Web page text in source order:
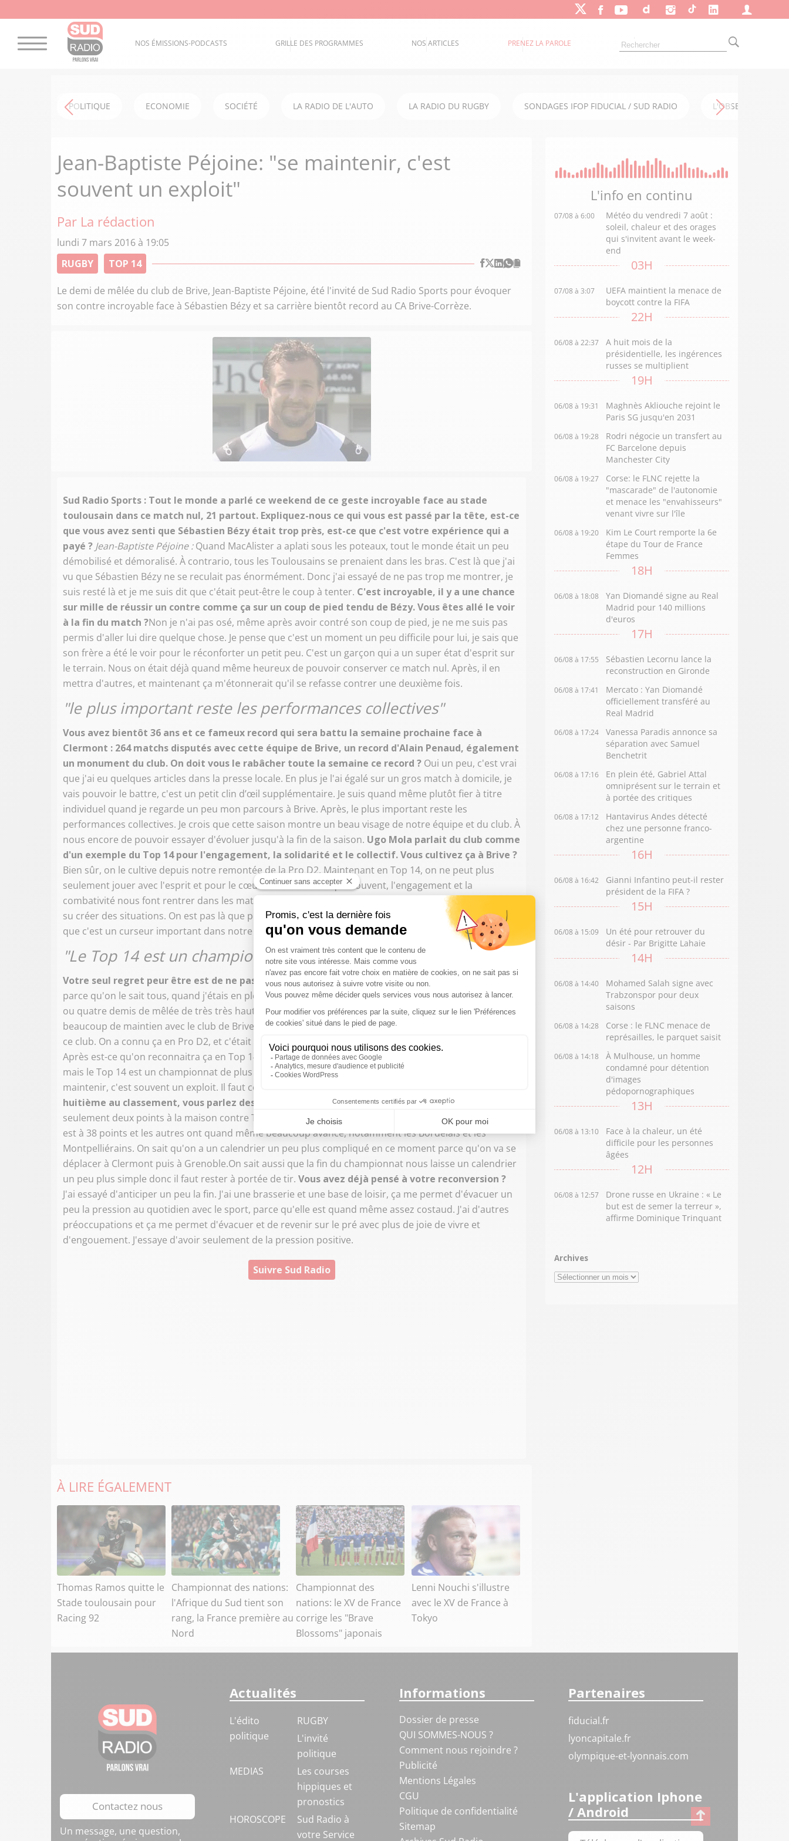
NOS ÉMISSIONS-PODCASTS GRILLE DES PROGRAMMES NOS ARTICLES PRENEZ LA PAROLE
POLITIQUE ECONOMIE SOCIÉTÉ LA RADIO DE L'AUTO LA RADIO DU RUGBY SONDAGES IFOP FIDUCIAL / SUD RADIO L'OBSERVATOIRE
Jean-Baptiste Péjoine: "se maintenir, c'est
souvent un exploit"
Par La rédaction
lundi 7 mars 2016 à 19:05
RUGBY
TOP 14
Le demi de mêlée du club de Brive, Jean-Baptiste Péjoine, été l'invité de Sud Radio Sports pour évoquer
son contre incroyable face à Sébastien Bézy et sa carrière bientôt record au CA Brive-Corrèze.
Sud Radio Sports : Tout le monde a parlé ce weekend de ce geste incroyable face au stade
toulousain dans ce match nul, 21 partout. Expliquez-nous ce qui vous est passé par la tête, est-ce
que vous avez senti que Sébastien Bézy était trop près, est-ce que c'est votre expérience qui a
payé ? Jean-Baptiste Péjoine :Quand MacAlister a aplati sous les poteaux, tout le monde était un peu
démobilisé et démoralisé. À contrario, tous les Toulousains se prenaient dans les bras. C'est là que j'ai
vu que Sébastien Bézy ne se reculait pas énormément. Donc j'ai essayé de ne pas trop me montrer, je
suis resté là et je me suis dit que c'était peut-être le coup à tenter. C'est incroyable, il y a une chance
sur mille de réussir un contre comme ça sur un coup de pied tendu de Bézy. Vous êtes allé le voir
à la fin du match ?Non je n'ai pas osé, même après avoir contré son coup de pied, je ne me suis pas
permis d'aller lui dire quelque chose. Je pense que c'est un moment un peu difficile pour lui, je sais que
son frère a été le voir pour le réconforter un petit peu. C'est un garçon qui a un super état d'esprit sur
le terrain. Nous on était déjà quand même heureux de pouvoir conserver ce match nul. Après, il en
mettra d'autres, et maintenant ça m'étonnerait qu'il se refasse contrer une deuxième fois.
"le plus important reste les performances collectives"
Vous avez bientôt 36 ans et ce fameux record qui sera battu la semaine prochaine face à
Clermont : 264 matchs disputés avec cette équipe de Brive, un record d'Alain Penaud, également
un monument du club. On doit vous le rabâcher toute la semaine ce record ? Oui un peu, c'est vrai
que j'ai eu quelques articles dans la presse locale. En plus je l'ai égalé sur un gros match à domicile, je
vais pouvoir le battre, c'est un petit clin d’œil supplémentaire. Je suis quand même plutôt fier à titre
individuel quand je regarde un peu mon parcours à Brive. Après, le plus important reste les
performances collectives. Je crois que cette saison montre un beau visage de notre équipe et du club. À
nous encore de pouvoir essayer d'évoluer jusqu'à la fin de la saison. Ugo Mola parlait du club comme
d'un exemple du Top 14 pour l'engagement, la solidarité et le collectif. Vous cultivez ça à Brive ?
Bien sûr, on le cultive depuis notre remontée de la Pro D2. Maintenant en Top 14, on ne peut plus
seulement jouer avec l'esprit et pour le cœur. Mais c'est vrai que souvent, l'engagement et la
combativité nous font rentrer dans les matchs. Après, face au stade toulousain par exemple, on a aussi
su créer des situations. On est pas là que pour faire des ballons portés ou des mêlées. Mais c'est sur
que c'est un curseur important dans notre équipe et dans notre ADN.
"Le Top 14 est un championnat de plus en plus compliqué"
Votre seul regret peur être est de ne pas avoir une cape avec l'équipe de France ?
Regret non,
parce qu'on le sait tous, quand j'étais en pleine possession de mes moyens il y avait quand même trois
ou quatre demis de mêlée de très très haut niveau en équipe de France a ce moment-là. On a joué
beaucoup de maintien avec le club de Brive et j'aurai peut être voulu accrocher les phases finales avec
ce club. On a connu ça en Pro D2, et c'était magnifique, car on se rapproche vraiment de notre public.
Après est-ce qu'on reconnaitra ça en Top 14, je ne sais pas. On travaille pour et on essaye de le faire,
mais le Top 14 est un championnat de plus en plus compliqué, avec de gros budgets. Déjà, se
maintenir, c'est souvent un exploit. Il faut continuer à travailler, car on ne sait jamais.
huitième au classement, vous parlez des six premiers, vous y croyez entre vous ?En faisant
seulement deux points à la maison contre Toulouse, c'est un petit peu plus compliqué maintenant. On
est à 38 points et les autres ont quand même beaucoup avancé, notamment les Bordelais et les
Montpelliérains. On sait qu'on a un calendrier un peu plus compliqué en ce moment parce qu'on va se
déplacer à Clermont puis à Grenoble.On sait aussi que la fin du championnat nous laisse un calendrier
un peu plus simple donc il faut rester à portée de tir. Vous avez déjà pensé à votre reconversion ?
J'ai essayé d'anticiper un peu la fin. J'ai une brasserie et une base de loisir, ça me permet d'évacuer un
peu la pression au quotidien avec le sport, parce qu'elle est quand même assez costaud. J'ai d'autres
préoccupations et ça me permet d'évacuer et de revenir sur le pré avec plus de joie de vivre et
d'engouement. J'essaye d'avoir seulement de la pression positive.
Suivre Sud Radio
À LIRE ÉGALEMENT
Thomas Ramos quitte le
Stade toulousain pour
Racing 92
Championnat des nations:
l'Afrique du Sud tient son
rang, la France première au
Nord
Championnat des
nations: le XV de France
corrige les "Brave
Blossoms" japonais
Lenni Nouchi s'illustre
avec le XV de France à
Tokyo
L'info en continu
07/08 à 6:00
Météo du vendredi 7 août :
soleil, chaleur et des orages
qui s'invitent avant le week-
end
03H
07/08 à 3:07
UEFA maintient la menace de
boycott contre la FIFA
22H
06/08 à 22:37
A huit mois de la
présidentielle, les ingérences
russes se multiplient
19H
06/08 à 19:31
Maghnès Akliouche rejoint le
Paris SG jusqu'en 2031
06/08 à 19:28
Rodri négocie un transfert au
FC Barcelone depuis
Manchester City
06/08 à 19:27
Corse: le FLNC rejette la
"mascarade" de l'autonomie
et menace les "envahisseurs"
venant vivre sur l'île
06/08 à 19:20
Kim Le Court remporte la 6e
étape du Tour de France
Femmes
18H
06/08 à 18:08
Yan Diomandé signe au Real
Madrid pour 140 millions
d'euros
17H
06/08 à 17:55
Sébastien Lecornu lance la
reconstruction en Gironde
06/08 à 17:41
Mercato : Yan Diomandé
officiellement transféré au
Real Madrid
06/08 à 17:24
Vanessa Paradis annonce sa
séparation avec Samuel
Benchetrit
06/08 à 17:16
En plein été, Gabriel Attal
omniprésent sur le terrain et
à portée des critiques
06/08 à 17:12
Hantavirus Andes détecté
chez une personne franco-
argentine
16H
06/08 à 16:42
Gianni Infantino peut-il rester
président de la FIFA ?
15H
06/08 à 15:09
Un été pour retrouver du
désir - Par Brigitte Lahaie
14H
06/08 à 14:40
Mohamed Salah signe avec
Trabzonspor pour deux
saisons
06/08 à 14:28
Corse : le FLNC menace de
représailles, le parquet saisit
06/08 à 14:18
À Mulhouse, un homme
condamné pour détention
d'images
pédopornographiques
13H
06/08 à 13:10
Face à la chaleur, un été
difficile pour les personnes
âgées
12H
06/08 à 12:57
Drone russe en Ukraine : « Le
but est de semer la terreur »,
affirme Dominique Trinquant
Archives
Archives
Contactez nous
Un message, une question,
Actualités
L'édito
politique
RUGBY
L'invité
politique
MEDIAS
Les courses
hippiques et
pronostics
HOROSCOPE
Sud Radio à
votre Service
Informations
Dossier de presse
QUI SOMMES-NOUS ?
Comment nous rejoindre ?
Publicité
Mentions Légales
CGU
Politique de confidentialité
Sitemap
Partenaires
fiducial.fr
lyoncapitale.fr
olympique-et-lyonnais.com
L'application Iphone
/ Android